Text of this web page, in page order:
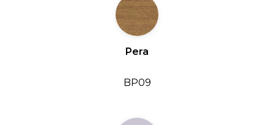
Pera
BP09